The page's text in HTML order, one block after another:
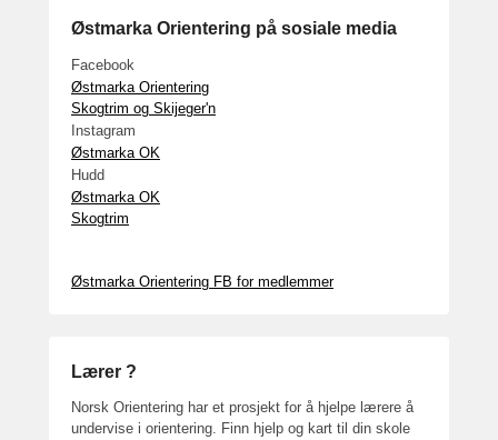
Østmarka Orientering på sosiale media
Facebook
Østmarka Orientering
Skogtrim og Skijeger'n
Instagram
Østmarka OK
Hudd
Østmarka OK
Skogtrim
Østmarka Orientering FB for medlemmer
Lærer ?
Norsk Orientering har et prosjekt for å hjelpe lærere å
undervise i orientering. Finn hjelp og kart til din skole